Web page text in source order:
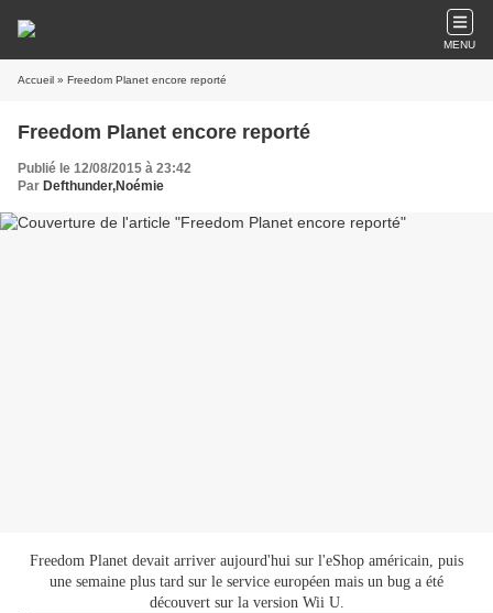
MENU
Accueil » Freedom Planet encore reporté
Freedom Planet encore reporté
Publié le 12/08/2015 à 23:42
Par Defthunder,Noémie
Freedom Planet devait arriver aujourd'hui sur l'eShop américain, puis
une semaine plus tard sur le service européen mais un bug a été
découvert sur la version Wii U.